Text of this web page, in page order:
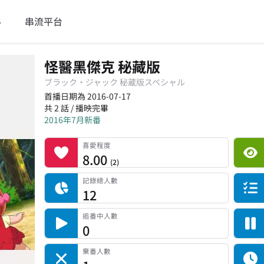
串流平台
怪醫黑傑克 秘藏版
ブラック・ジャック 秘蔵版スペシャル
首播日期為 2016-07-17
共 2 話 / 播映完畢
2016年7月新番
喜愛程度 喜愛程度
8.00 (2)
平台累積觀看次數
記錄總人數
記錄總人數
12
完食人數
追番中人數
追番中人數
0
一時中斷人數
棄番人數
棄番人數
計劃觀看人數